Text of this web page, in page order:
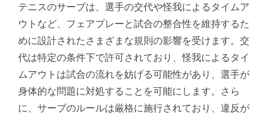
テニスのサーブは、選手の交代や怪我によるタイムア
ウトなど、フェアプレーと試合の整合性を維持するた
めに設計されたさまざまな規則の影響を受けます。交
代は特定の条件下で許可されており、怪我によるタイ
ムアウトは試合の流れを妨げる可能性があり、選手が
身体的な問題に対処することを可能にします。さら
に、サーブのルールは厳格に施行されており、違反が